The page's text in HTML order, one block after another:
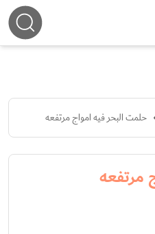
حلمت البحر فيه امواج مرتفعه
مرتفعه